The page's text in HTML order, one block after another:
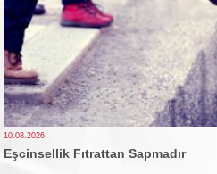
10.08.2026
Eşcinsellik Fıtrattan Sapmadır